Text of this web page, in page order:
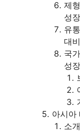
제
성
유
대
국
성
아시아
소개